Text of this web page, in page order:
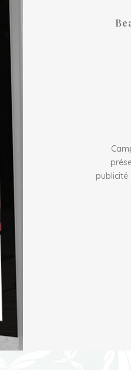
publicité